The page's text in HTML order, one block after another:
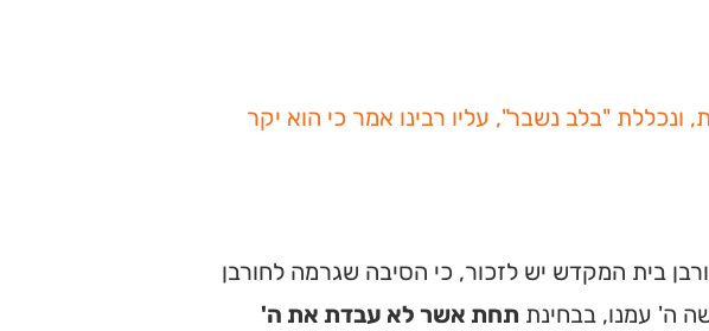
"בלב נשבר", עליו רבינו אמר כי הוא יקר
בית המקדש יש לזכור, כי הסיבה שגרמה לחורבן
ה' עמנו, בבחינת תחת אשר לא עבדת את ה'